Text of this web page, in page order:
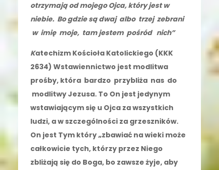
otrzymają od mojego Ojca, który jest w
niebie. Bo gdzie są dwaj albo trzej zebrani
w imię moje, tam jestem pośród nich”
Katechizm Kościoła Katolickiego (KKK
2634) Wstawiennictwo jest modlitwa
prośby, która bardzo przybliża nas do
modlitwy Jezusa. To On jest jedynym
wstawiającym się u Ojca za wszystkich
ludzi, a w szczególności za grzeszników.
On jest Tym który „zbawiać na wieki może
całkowicie tych, którzy przez Niego
zbliżają się do Boga, bo zawsze żyje, aby